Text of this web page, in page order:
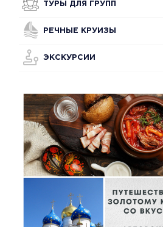
ТУРЫ ДЛЯ ГРУПП
РЕЧНЫЕ КРУИЗЫ
ЭКСКУРСИИ